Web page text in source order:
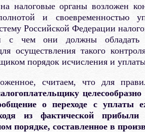
налоговые органы возложен
и своевременностью
Российской Федерации
чем они должны обладать
осуществления такого
порядок исчисления и
считаем, что для
о переходе с уплаты
из фактической
порядке, составленное в